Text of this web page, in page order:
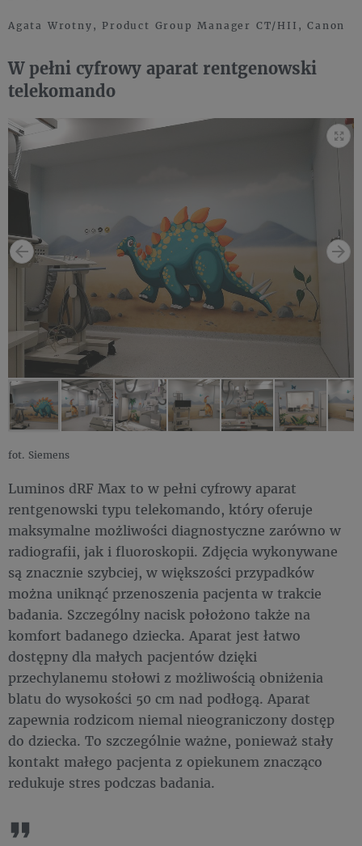
Agata Wrotny, Product Group Manager CT/HII, Canon
W pełni cyfrowy aparat rentgenowski
telekomando
fot. Siemens
Luminos dRF Max to w pełni cyfrowy aparat
rentgenowski typu telekomando, który oferuje
maksymalne możliwości diagnostyczne zarówno w
radiografii, jak i fluoroskopii. Zdjęcia wykonywane
są znacznie szybciej, w większości przypadków
można uniknąć przenoszenia pacjenta w trakcie
badania. Szczególny nacisk położono także na
komfort badanego dziecka. Aparat jest łatwo
dostępny dla małych pacjentów dzięki
przechylanemu stołowi z możliwością obniżenia
blatu do wysokości 50 cm nad podłogą. Aparat
zapewnia rodzicom niemal nieograniczony dostęp
do dziecka. To szczególnie ważne, ponieważ stały
kontakt małego pacjenta z opiekunem znacząco
redukuje stres podczas badania.